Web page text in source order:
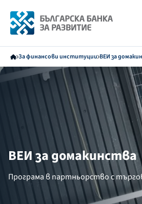
За финансови институции ВЕИ за
ВЕИ за домакинства
Програма в партньорство с